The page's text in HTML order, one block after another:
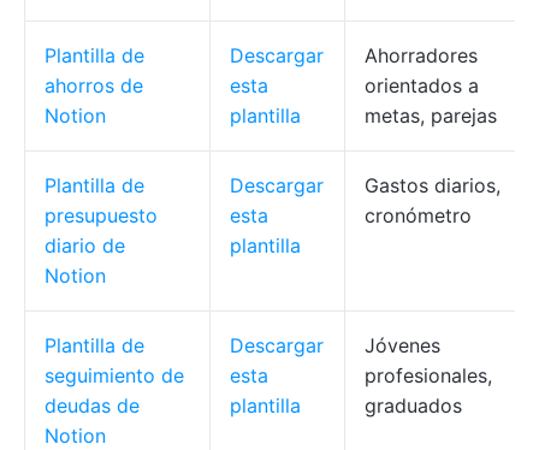
Plantilla de
ahorros de
Notion
Descargar
esta
plantilla
Ahorradores
orientados a
metas, parejas
Plantilla de
presupuesto
diario de
Notion
Descargar
esta
plantilla
Gastos diarios,
cronómetro
Plantilla de
seguimiento de
deudas de
Notion
Descargar
esta
plantilla
Jóvenes
profesionales,
graduados